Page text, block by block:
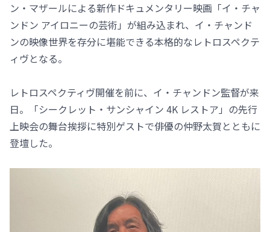
ン・マザールによる新作ドキュメンタリー映画「イ・チャ
ンドン アイロニーの芸術」が組み込まれ、イ・チャンド
ンの映像世界を存分に堪能できる本格的なレトロスペクテ
ィヴとなる。
レトロスペクティヴ開催を前に、イ・チャンドン監督が来
日。「シークレット・サンシャイン 4K レストア」の先行
上映会の舞台挨拶に特別ゲストで俳優の仲野太賀とともに
登壇した。